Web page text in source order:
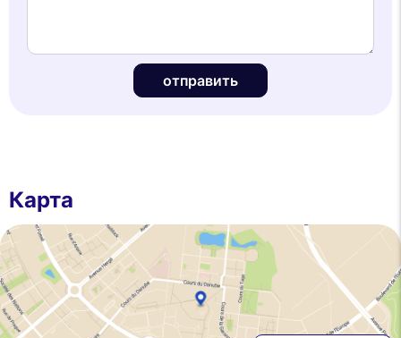
отправить
Карта